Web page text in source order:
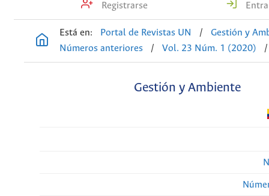
Registrarse
Está en: Portal de Revistas UN /
Gestión y
Números anteriores
/ Vol. 23 Núm. 1 (2020) /
Gestión y Ambiente